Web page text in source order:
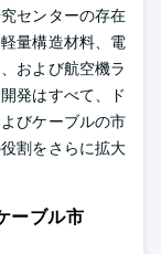
センターの存在
量構造材料、電
および航空機ラ
発はすべて、ド
びケーブルの市
割をさらに拡大
ーブル市